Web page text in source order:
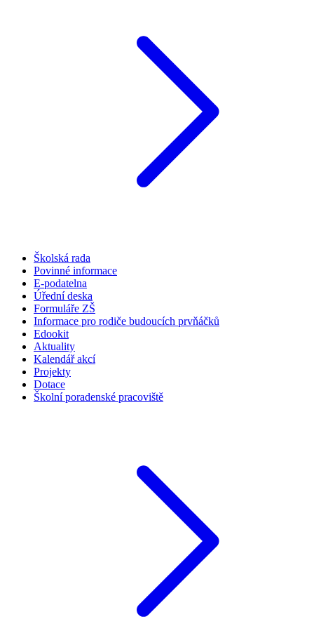
Školská rada
Povinné informace
E-podatelna
Úřední deska
Formuláře ZŠ
Informace pro rodiče budoucích prvňáčků
Edookit
Aktuality
Kalendář akcí
Projekty
Dotace
Školní poradenské pracoviště